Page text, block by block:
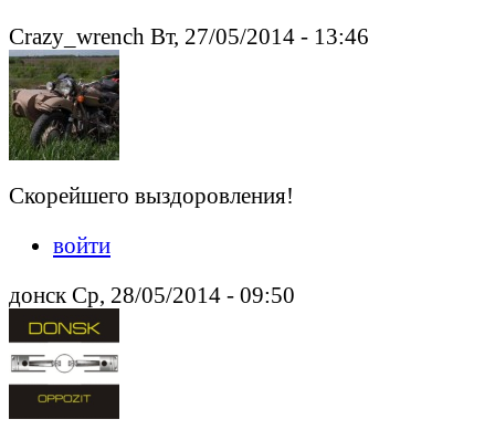
Crazy_wrench Вт, 27/05/2014 - 13:46
Скорейшего выздоровления!
войти
донск Ср, 28/05/2014 - 09:50